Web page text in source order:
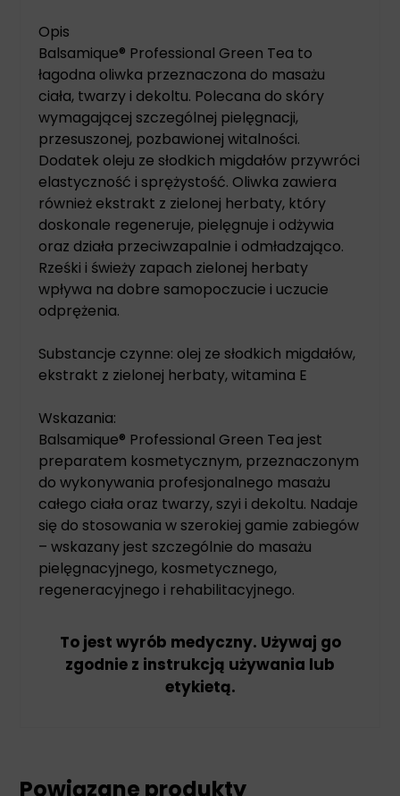
Opis
Balsamique® Professional Green Tea to
łagodna oliwka przeznaczona do masażu
ciała, twarzy i dekoltu. Polecana do skóry
wymagającej szczególnej pielęgnacji,
przesuszonej, pozbawionej witalności.
Dodatek oleju ze słodkich migdałów przywróci
elastyczność i sprężystość. Oliwka zawiera
również ekstrakt z zielonej herbaty, który
doskonale regeneruje, pielęgnuje i odżywia
oraz działa przeciwzapalnie i odmładzająco.
Rześki i świeży zapach zielonej herbaty
wpływa na dobre samopoczucie i uczucie
odprężenia.
Substancje czynne: olej ze słodkich migdałów,
ekstrakt z zielonej herbaty, witamina E
Wskazania:
Balsamique® Professional Green Tea jest
preparatem kosmetycznym, przeznaczonym
do wykonywania profesjonalnego masażu
całego ciała oraz twarzy, szyi i dekoltu. Nadaje
się do stosowania w szerokiej gamie zabiegów
– wskazany jest szczególnie do masażu
pielęgnacyjnego, kosmetycznego,
regeneracyjnego i rehabilitacyjnego.
To jest wyrób medyczny. Używaj go
zgodnie z instrukcją używania lub
etykietą.
Powiązane produkty